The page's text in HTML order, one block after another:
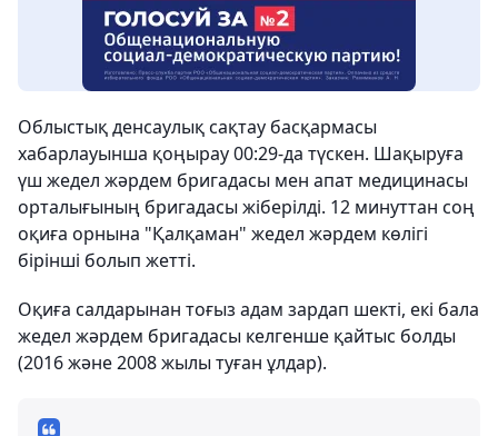
Облыстық денсаулық сақтау басқармасы
хабарлауынша қоңырау 00:29-да түскен. Шақыруға
үш жедел жәрдем бригадасы мен апат медицинасы
орталығының бригадасы жіберілді. 12 минуттан соң
оқиға орнына "Қалқаман" жедел жәрдем көлігі
бірінші болып жетті.
Оқиға салдарынан тоғыз адам зардап шекті, екі бала
жедел жәрдем бригадасы келгенше қайтыс болды
(2016 және 2008 жылы туған ұлдар).